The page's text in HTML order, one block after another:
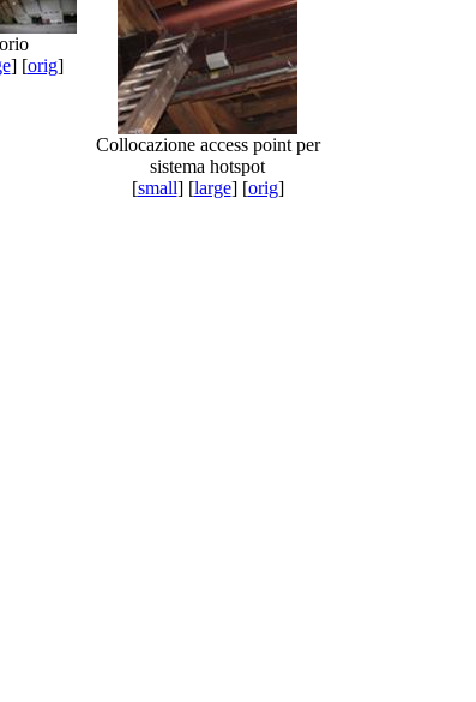
] [orig]
Collocazione access point per
sistema hotspot
[small] [large] [orig]